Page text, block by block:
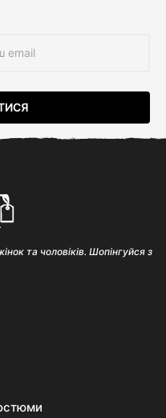
та чоловіків. Шопінгуйся з